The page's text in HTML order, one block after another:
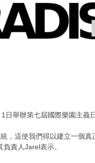
日舉辦第七屆國際樂園主義
，這使我們得以建立一個
責人Jarel表示。